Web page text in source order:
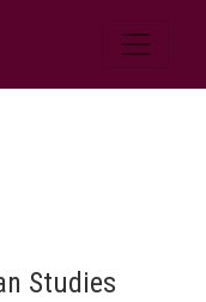
Studies